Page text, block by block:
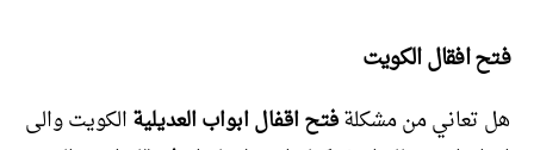
فتح افقال الكويت
هل تعاني من مشكلةفتح اقفال ابواب العديليةالكويت والى